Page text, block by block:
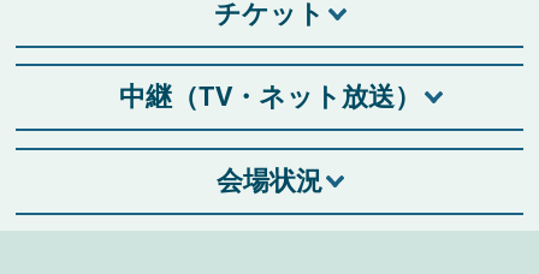
チケット
中継（TV・ネット放送）
会場状況